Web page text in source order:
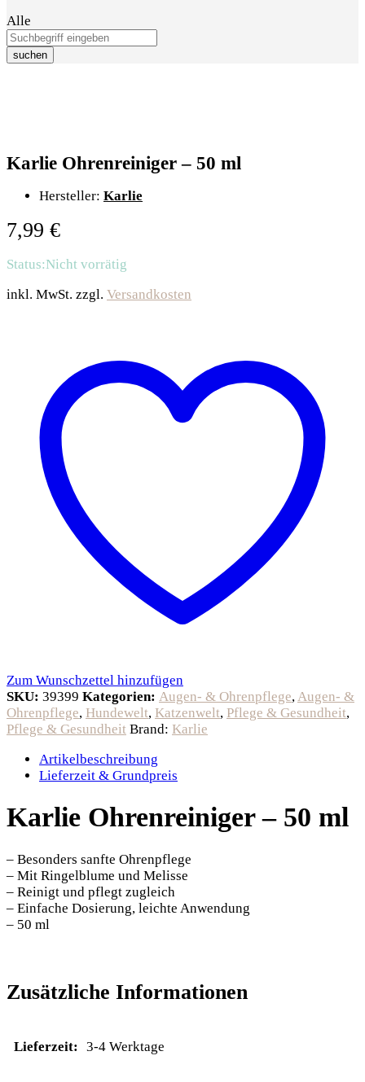
Alle
suchen
Karlie Ohrenreiniger – 50 ml
Hersteller: Karlie
7,99 €
Status:Nicht vorrätig
inkl. MwSt. zzgl. Versandkosten
Zum Wunschzettel hinzufügen
SKU: 39399 Kategorien: Augen- & Ohrenpflege, Augen- &
Ohrenpflege, Hundewelt, Katzenwelt, Pflege & Gesundheit,
Pflege & Gesundheit Brand: Karlie
Artikelbeschreibung
Lieferzeit & Grundpreis
Karlie Ohrenreiniger – 50 ml
– Besonders sanfte Ohrenpflege
– Mit Ringelblume und Melisse
– Reinigt und pflegt zugleich
– Einfache Dosierung, leichte Anwendung
– 50 ml
Zusätzliche Informationen
Lieferzeit: 3-4 Werktage